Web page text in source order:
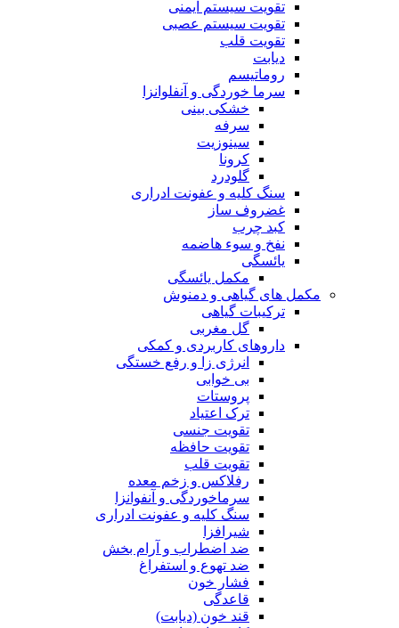
تقویت سیستم ایمنی
تقویت سیستم عصبی
تقویت قلب
دیابت
روماتیسم
سرما خوردگی و آنفلوانزا
خشکی بینی
سرفه
سینوزیت
کرونا
گلودرد
سنگ کلیه و عفونت ادراری
غضروف ساز
کبد چرب
نفخ و سوء هاضمه
یائسگی
مکمل یائسگی
مکمل های گیاهی و دمنوش
ترکیبات گیاهی
گل مغربی
داروهای کاربردی و کمکی
انرژی زا و رفع خستگی
بی خوابی
پروستات
ترک اعتیاد
تقویت جنسی
تقویت حافظه
تقویت قلب
رفلاکس و زخم معده
سرماخوردگی و آنفوانزا
سنگ کلیه و عفونت ادراری
شیرافزا
ضد اضطراب و آرام بخش
ضد تهوع و استفراغ
فشار خون
قاعدگی
قند خون (دیابت)